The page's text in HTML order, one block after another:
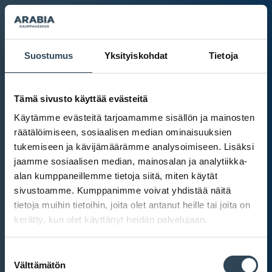
Suostumus Yksityiskohdat Tietoja
Tämä sivusto käyttää evästeitä
Käytämme evästeitä tarjoamamme sisällön ja mainosten
räätälöimiseen, sosiaalisen median ominaisuuksien
tukemiseen ja kävijämäärämme analysoimiseen. Lisäksi
jaamme sosiaalisen median, mainosalan ja analytiikka-
alan kumppaneillemme tietoja siitä, miten käytät
sivustoamme. Kumppanimme voivat yhdistää näitä
tietoja muihin tietoihin, joita olet antanut heille tai joita on
kerätty, kun olet käyttänyt heidän palvelujaan.
valinta
Välttämätön
Kauppakeskus Arabia